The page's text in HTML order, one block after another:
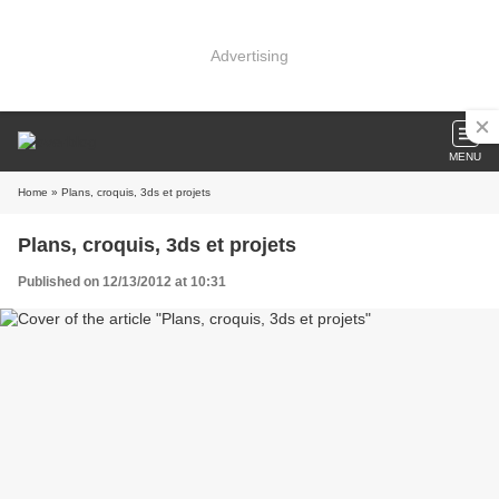
Advertising
MENU
Home » Plans, croquis, 3ds et projets
Plans, croquis, 3ds et projets
Published on 12/13/2012 at 10:31